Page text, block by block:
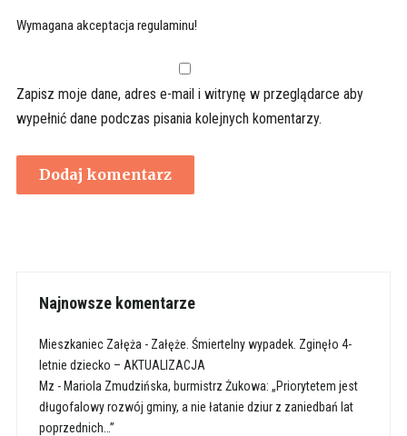
Wymagana akceptacja regulaminu!
Zapisz moje dane, adres e-mail i witrynę w przeglądarce aby
wypełnić dane podczas pisania kolejnych komentarzy.
Najnowsze komentarze
Mieszkaniec Załęża - Załęże. Śmiertelny wypadek. Zginęło 4-
letnie dziecko – AKTUALIZACJA
Mz - Mariola Zmudzińska, burmistrz Żukowa: „Priorytetem jest
długofalowy rozwój gminy, a nie łatanie dziur z zaniedbań lat
poprzednich…”